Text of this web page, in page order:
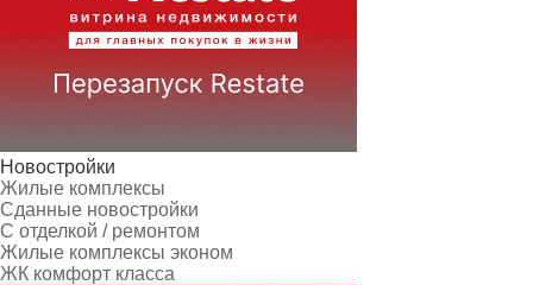
Новостройки
Жилые комплексы
Сданные новостройки
С отделкой / ремонтом
Жилые комплексы эконом
ЖК комфорт класса